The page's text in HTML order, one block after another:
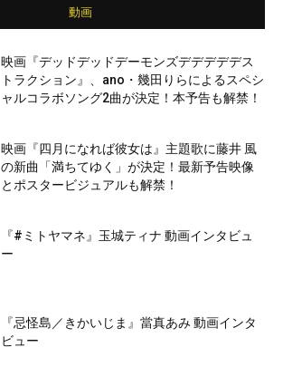
動画
映画『デッドデッドデーモンズデデデデデス
トラクション』、ano・幾田りらによるスペシ
ャルコラボソング2曲が決定！本予告も解禁！
映画『四月になれば彼女は』主題歌に藤井 風
の新曲「満ちてゆく」が決定！最新予告映像
とポスタービジュアルも解禁！
『#ミトヤマネ』玉城ティナ 動画インタビュ
ー
『忌怪島／きかいじま』當真あみ 動画インタ
ビュー